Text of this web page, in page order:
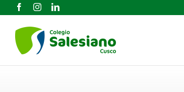
Saltar
contenido